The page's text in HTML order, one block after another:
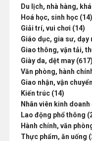
Du lịch, nhà hàng,
Hoá học, sinh học (14)
Giải trí, vui chơi (14)
Giáo dục, gia sư, dạy
Giao thông, vận tải,
Giày da, dệt may (617)
Văn phòng, hành
Giao nhận, vận
Kiến trúc (14)
Nhân viên kinh doanh
Lao động phổ thông
Hành chính, văn
Thực phẩm, ăn uống